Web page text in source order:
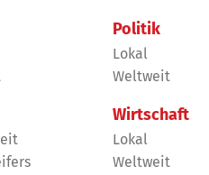
Politik
Lokal
Weltweit
Wirtschaft
Lokal
Weltweit